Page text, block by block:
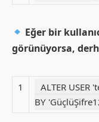
Eğer bir
görünüyorsa,
1
ALTER USER
BY